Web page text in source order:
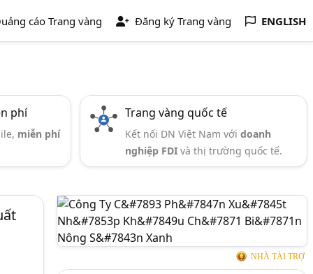
cáo Trang vàng Đăng ký Trang vàng ENGLISH
phí
miễn phí
Trang vàng quốc tế
Kết nối DN Việt Nam vớidoanh
nghiệp FDI và thị trường quốc tế.
NHÀ TÀI TRỢ